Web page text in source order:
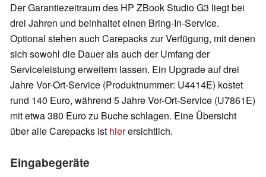
Der Garantiezeitraum des HP ZBook Studio G3 liegt bei
drei Jahren und beinhaltet einen Bring-In-Service.
Optional stehen auch Carepacks zur Verfügung, mit denen
sich sowohl die Dauer als auch der Umfang der
Serviceleistung erweitern lassen. Ein Upgrade auf drei
Jahre Vor-Ort-Service (Produktnummer: U4414E) kostet
rund 140 Euro, während 5 Jahre Vor-Ort-Service (U7861E)
mit etwa 380 Euro zu Buche schlagen. Eine Übersicht
über alle Carepacks ist hierersichtlich.
Eingabegeräte